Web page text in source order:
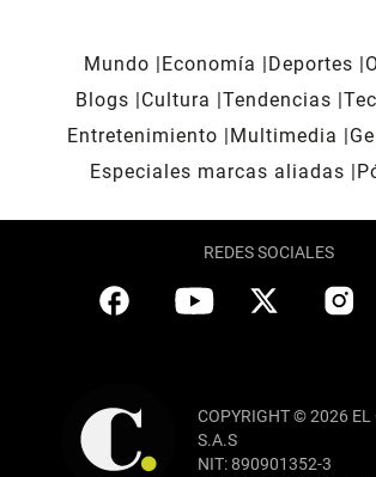
Mundo Economía Deportes
Blogs
Cultura Tendencias
Entretenimiento
Multimedia
Especiales marcas aliadas
REDES SOCIALES
COPYRIGHT © 2026 EL
S.A.S
NIT: 890901352-3